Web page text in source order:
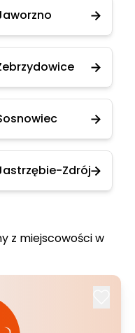
Zdrój
z miejscowości w